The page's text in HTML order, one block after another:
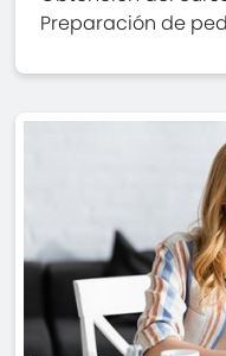
Preparación de